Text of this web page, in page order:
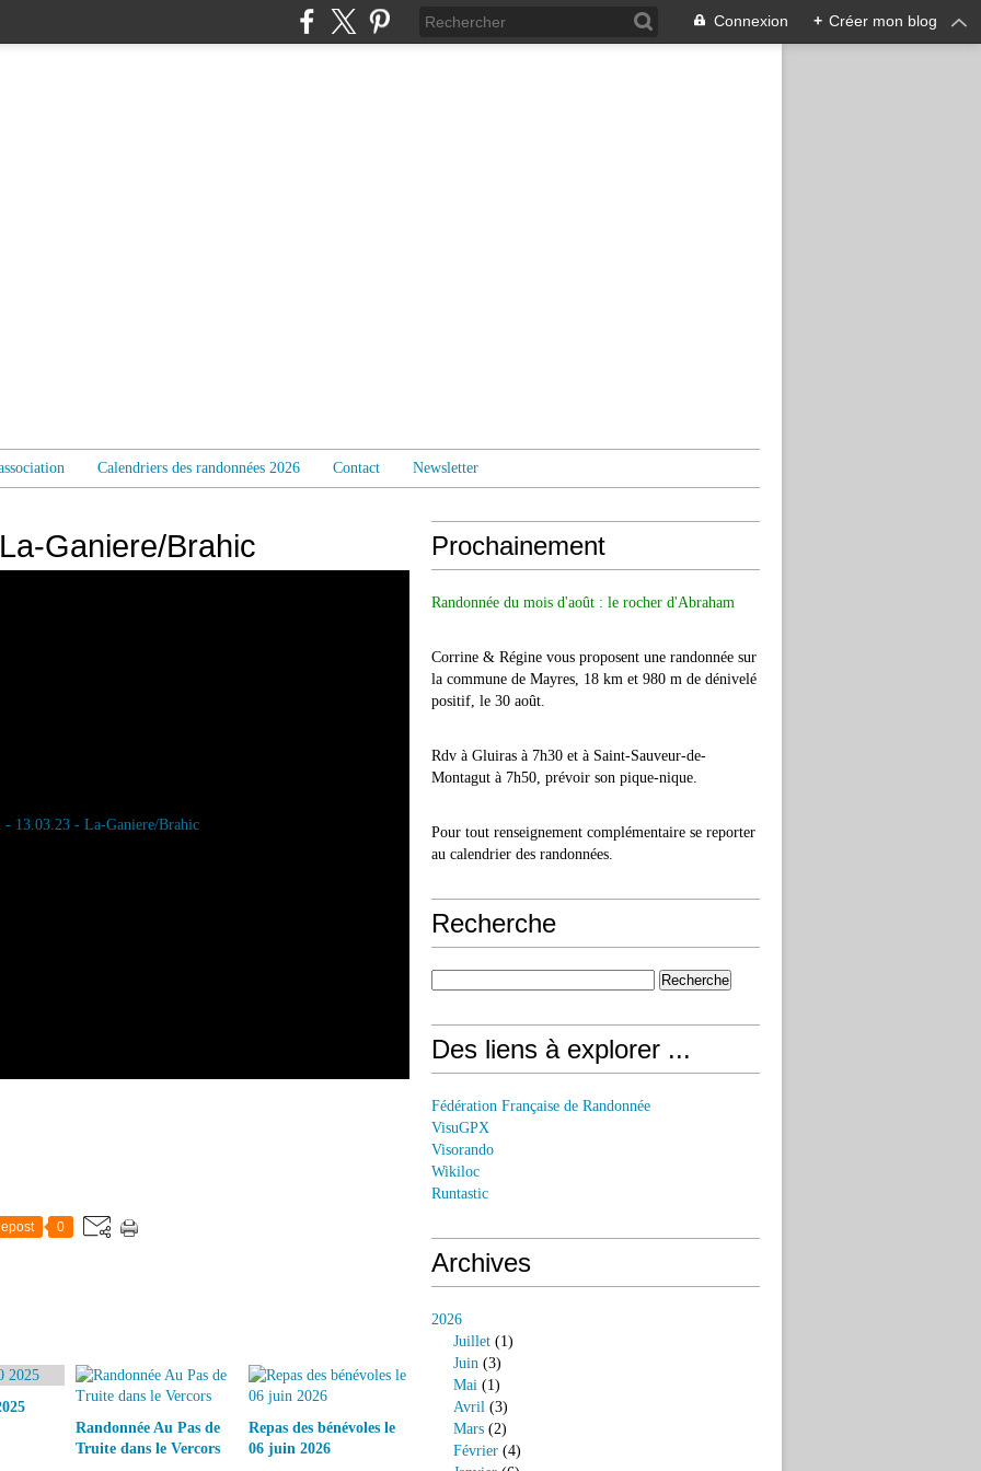
Connexion + Créer mon blog
Calendriers des randonnées 2026 Contact Newsletter
Ganiere/Brahic
0
Randonnée Au Pas de
Truite dans le Vercors
Repas des bénévoles le
06 juin 2026
Prochainement
Randonnée du mois d'août : le rocher d'Abraham
Corrine & Régine vous proposent une randonnée sur
la commune de Mayres, 18 km et 980 m de dénivelé
positif, le 30 août.
Rdv à Gluiras à 7h30 et à Saint-Sauveur-de-
Montagut à 7h50, prévoir son pique-nique.
Pour tout renseignement complémentaire se reporter
au calendrier des randonnées.
Recherche
Des liens à explorer ...
Fédération Française de Randonnée
VisuGPX
Visorando
Wikiloc
Runtastic
Archives
2026
Juillet (1)
Juin (3)
Mai (1)
Avril (3)
Mars (2)
Février (4)